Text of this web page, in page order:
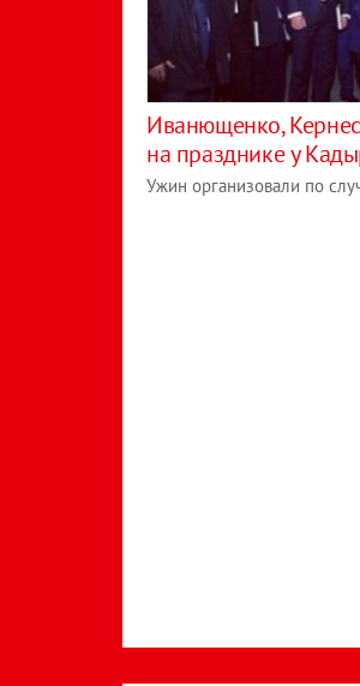
Иванющенко,
на празднике у
Ужин организовали по